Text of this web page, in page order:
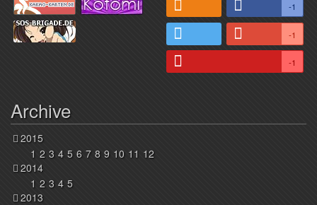
-1
-1
-1
Archive
2015
1 2 3 4 5 6 7 8 9 10 11 12
2014
1 2 3 4 5
2013